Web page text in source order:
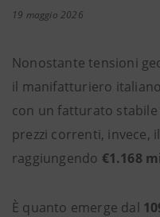
19 maggio 2026
Nonostante tensioni
il manifatturiero
con un fatturato stabile
prezzi correnti, invece,
raggiungendo €1.168
È quanto emerge dal